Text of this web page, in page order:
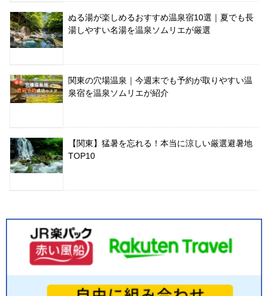
ぬる湯が楽しめるおすすめ温泉宿10選｜夏でも長
湯しやすい名湯を温泉ソムリエが厳選
関東の穴場温泉｜今週末でも予約が取りやすい温
泉宿を温泉ソムリエが紹介
【関東】猛暑を忘れる！本当に涼しい厳選避暑地
TOP10